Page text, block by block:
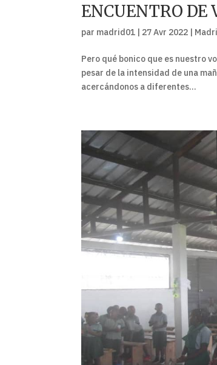
ENCUENTRO
par madrid01 | 27 Avr 2022 |
Pero qué bonico que es nuestro
pesar de la intensidad de una
acercándonos a diferentes...